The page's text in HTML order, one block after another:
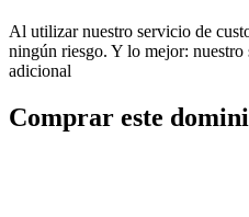
Al utilizar nuestro servicio de
ningún riesgo. Y lo mejor:
adicional
Comprar este